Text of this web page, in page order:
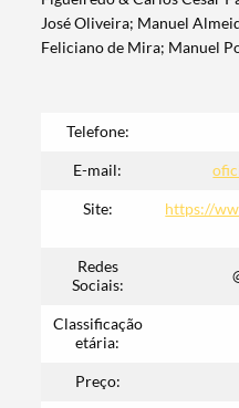
José Oliveira; Manuel
Feliciano de Mira; Manuel
Telefone:
E-mail:
Site:
https://
Redes
Sociais:
Classificação
etária:
Preço: